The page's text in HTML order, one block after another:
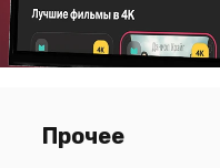
Прочее